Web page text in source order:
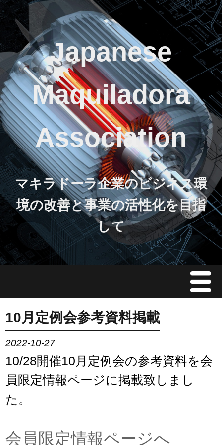
Japanese
Maquiladora
Association
マキラドーラ企業のビジネス環
境の改善と事業の活性化を目指
して
Menu
JMAについて
会員情報
イベント案内
ご入会案内
会員限定情報
10月定例会参考資料掲載
2022-10-27
10/28開催10月定例会の参考資料を会
員限定情報ページに掲載致しまし
た。
会員限定情報ページへ